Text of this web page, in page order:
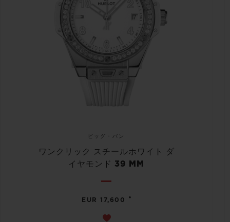
ビッグ・バン
ワンクリック スチールホワイト ダ
イヤモンド 39 MM
EUR 17,600 •